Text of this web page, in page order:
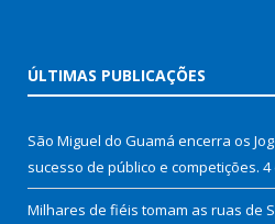
ÚLTIMAS PUBLICAÇÕES
São Miguel do Guamá encerra os
sucesso de público e competições. 4
Milhares de fiéis tomam as ruas de